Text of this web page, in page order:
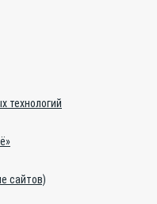
технологий
сайтов)